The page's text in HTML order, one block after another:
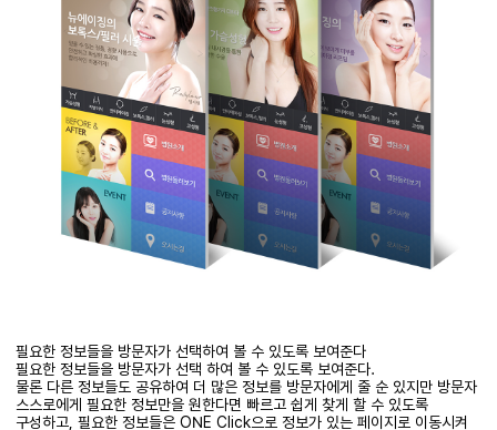
필요한 정보들을 방문자가 선택하여 볼 수 있도록 보여준다
필요한 정보들을 방문자가 선택 하여 볼 수 있도록 보여준다.
물론 다른 정보들도 공유하여 더 많은 정보를 방문자에게 줄 순 있지만 방문자
스스로에게 필요한 정보만을 원한다면 빠르고 쉽게 찾게 할 수 있도록
구성하고, 필요한 정보들은 ONE Click으로 정보가 있는 페이지로 이동시켜